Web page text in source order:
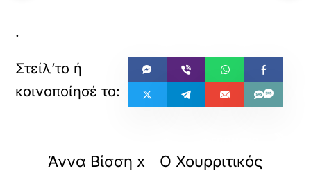
.
Άννα Βίσση x
Ο Χουρριτικός